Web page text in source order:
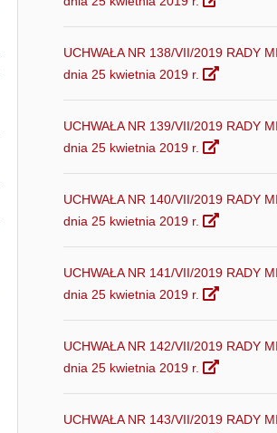
UCHWAŁA NR 138/VII/2019 RADY
dnia 25 kwietnia 2019 r.
UCHWAŁA NR 139/VII/2019 RADY
dnia 25 kwietnia 2019 r.
UCHWAŁA NR 140/VII/2019 RADY
dnia 25 kwietnia 2019 r.
UCHWAŁA NR 141/VII/2019 RADY
dnia 25 kwietnia 2019 r.
UCHWAŁA NR 142/VII/2019 RADY
dnia 25 kwietnia 2019 r.
UCHWAŁA NR 143/VII/2019 RADY